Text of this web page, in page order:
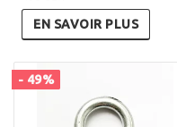
EN SAVOIR PLUS
- 49%